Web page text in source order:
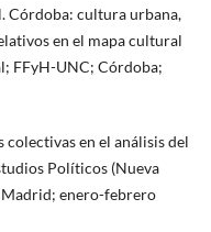
Córdoba: cultura urbana,
en el mapa cultural
FFyH-UNC; Córdoba;
colectivas en el análisis del
Políticos (Nueva
Madrid; enero-febrero